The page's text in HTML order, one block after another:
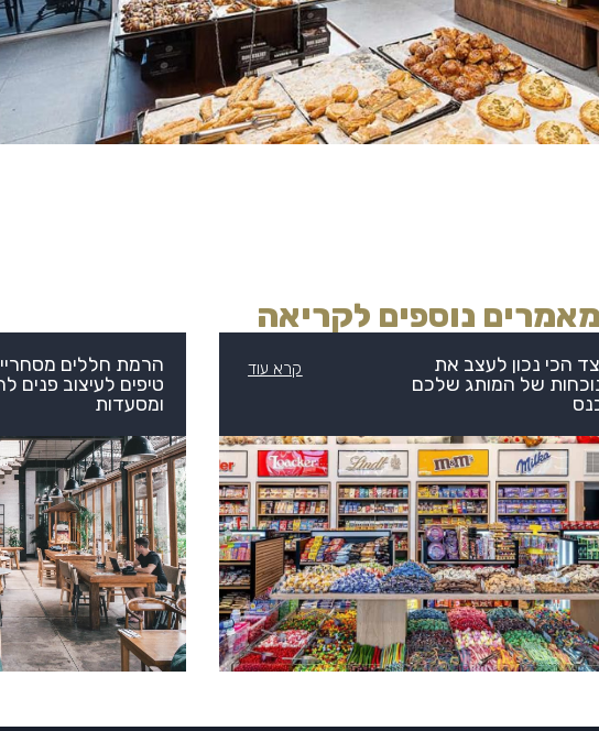
מאמרים נוספים לקריאה
הכי נכון לעצב את
של המותג שלכם
קרא עוד
הרמת חללים
טיפים לעיצוב פנים
ומסעדות